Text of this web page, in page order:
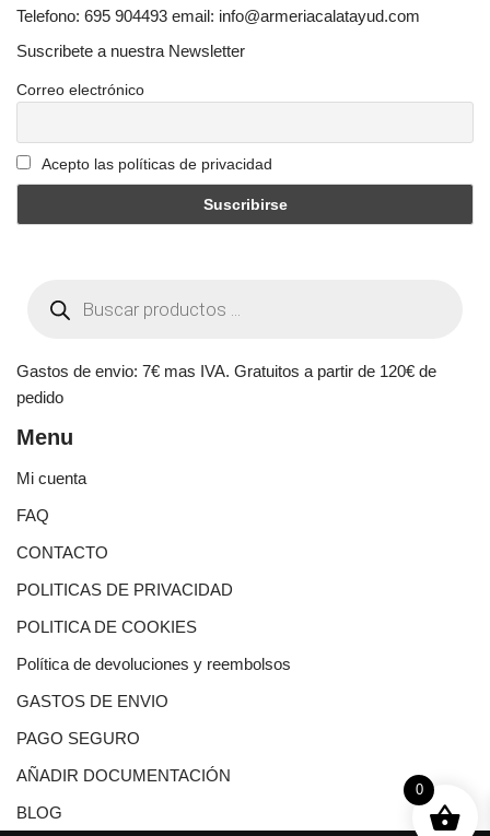
Telefono: 695 904493 email: info@armeriacalatayud.com
Suscribete a nuestra Newsletter
Correo electrónico
Acepto las políticas de privacidad
Gastos de envio: 7€ mas IVA. Gratuitos a partir de 120€ de
pedido
Menu
Mi cuenta
FAQ
CONTACTO
POLITICAS DE PRIVACIDAD
POLITICA DE COOKIES
Política de devoluciones y reembolsos
GASTOS DE ENVIO
PAGO SEGURO
AÑADIR DOCUMENTACIÓN
BLOG
0